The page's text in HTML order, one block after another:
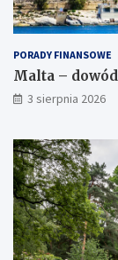
PORADY FINANSOWE
Malta –
3 sierpnia 2026